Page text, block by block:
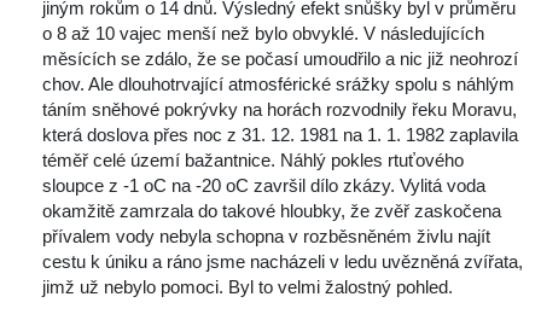
jiným rokům o 14 dnů. Výsledný efekt snůšky byl v průměru
o 8 až 10 vajec menší než bylo obvyklé. V následujících
měsících se zdálo, že se počasí umoudřilo a nic již neohrozí
chov. Ale dlouhotrvající atmosférické srážky spolu s náhlým
táním sněhové pokrývky na horách rozvodnily řeku Moravu,
která doslova přes noc z 31. 12. 1981 na 1. 1. 1982 zaplavila
téměř celé území bažantnice. Náhlý pokles rtuťového
loupce z -1 oC na -20 oC završil dílo zkázy. Vylitá voda
okamžitě zamrzala do takové hloubky, že zvěř zaskočena
přívalem vody nebyla schopna v rozběsněném živlu najít
cestu k úniku a ráno jsme nacházeli v ledu uvězněná zvířata,
jimž už nebylo pomoci. Byl to velmi žalostný pohled.